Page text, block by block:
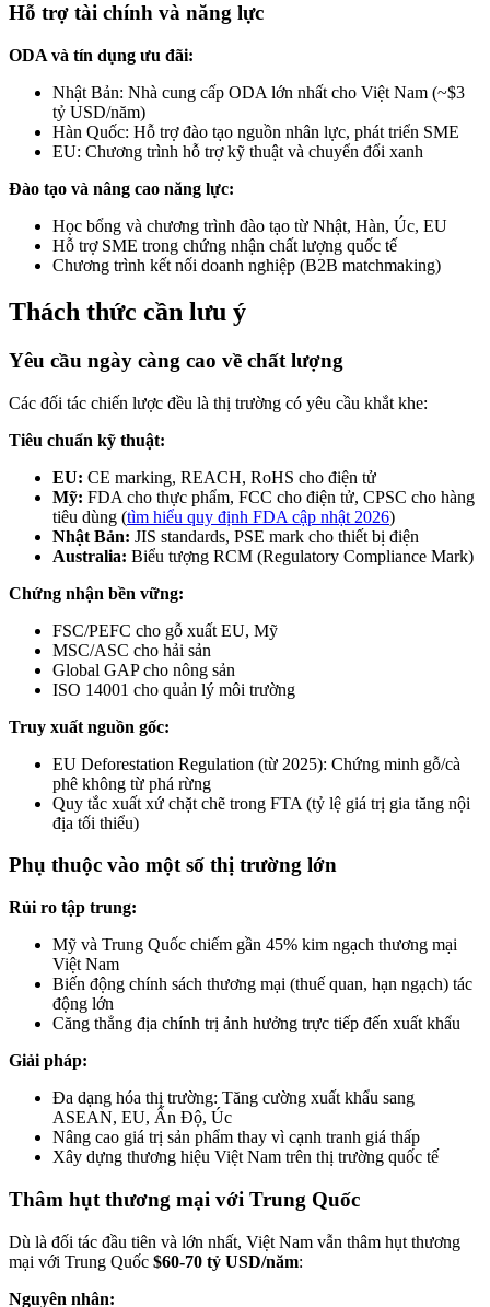
Hỗ trợ tài chính và năng lực
ODA và tín dụng ưu đãi:
Nhật Bản: Nhà cung cấp ODA lớn nhất cho Việt Nam (~$3
tỷ USD/năm)
Hàn Quốc: Hỗ trợ đào tạo nguồn nhân lực, phát triển SME
EU: Chương trình hỗ trợ kỹ thuật và chuyển đổi xanh
Đào tạo và nâng cao năng lực:
Học bổng và chương trình đào tạo từ Nhật, Hàn, Úc, EU
Hỗ trợ SME trong chứng nhận chất lượng quốc tế
Chương trình kết nối doanh nghiệp (B2B matchmaking)
Thách thức cần lưu ý
Yêu cầu ngày càng cao về chất lượng
Các đối tác chiến lược đều là thị trường có yêu cầu khắt khe:
Tiêu chuẩn kỹ thuật:
EU: CE marking, REACH, RoHS cho điện tử
Mỹ: FDA cho thực phẩm, FCC cho điện tử, CPSC cho hàng
tiêu dùng (tìm hiểu quy định FDA cập nhật 2026)
Nhật Bản: JIS standards, PSE mark cho thiết bị điện
Australia: Biểu tượng RCM (Regulatory Compliance Mark)
Chứng nhận bền vững:
FSC/PEFC cho gỗ xuất EU, Mỹ
MSC/ASC cho hải sản
Global GAP cho nông sản
ISO 14001 cho quản lý môi trường
Truy xuất nguồn gốc:
EU Deforestation Regulation (từ 2025): Chứng minh gỗ/cà
phê không từ phá rừng
Quy tắc xuất xứ chặt chẽ trong FTA (tỷ lệ giá trị gia tăng nội
địa tối thiểu)
Phụ thuộc vào một số thị trường lớn
Rủi ro tập trung:
Mỹ và Trung Quốc chiếm gần 45% kim ngạch thương mại
Việt Nam
Biến động chính sách thương mại (thuế quan, hạn ngạch) tác
động lớn
Căng thẳng địa chính trị ảnh hưởng trực tiếp đến xuất khẩu
Giải pháp:
Đa dạng hóa thị trường: Tăng cường xuất khẩu sang
ASEAN, EU, Ấn Độ, Úc
Nâng cao giá trị sản phẩm thay vì cạnh tranh giá thấp
Xây dựng thương hiệu Việt Nam trên thị trường quốc tế
Thâm hụt thương mại với Trung Quốc
Dù là đối tác đầu tiên và lớn nhất, Việt Nam vẫn thâm hụt thương
mại với Trung Quốc $60-70 tỷ USD/năm:
Nguyên nhân: